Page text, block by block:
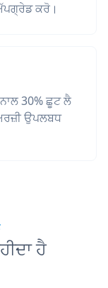
ਕਰੋ।
30% ਛੂਟ ਲੈ
ਉਪਲਬਧ
ਹੈ